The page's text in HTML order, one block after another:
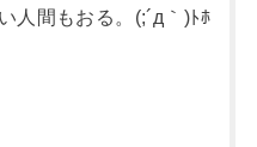
人間もおる。(;´д｀)ﾄﾎ